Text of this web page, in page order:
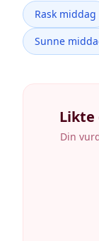
Rask middag
Sunne
Likte
Din